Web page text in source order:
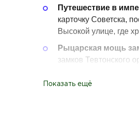
Путешествие в
карточку Советска,
Высокой улице, где
Рыцарская мощь
замков Тевтонского
рецептах,
Показать ещё